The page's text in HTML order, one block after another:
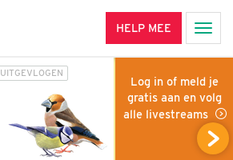
HELP MEE
UITGEVLOGEN
Log in of meld je
gratis aan en volg
alle livestreams